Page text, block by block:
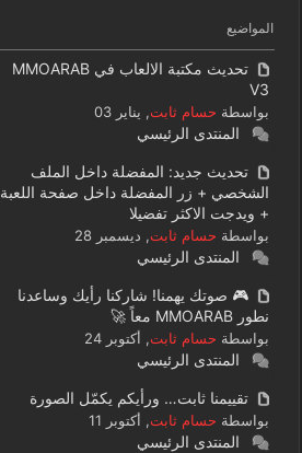
المواضيع
تحديث مكتبة الالعاب في MMOARAB
V3
بواسطة حسام ثابت, يناير 03
المنتدى الرئيسي
تحديث جديد: المفضلة داخل الملف
الشخصي + زر المفضلة داخل صفحة اللعبة
+ ويدجت الاكثر تفضيلا
بواسطة حسام ثابت, ديسمبر 28
المنتدى الرئيسي
🎮 صوتك يهمنا! شاركنا رأيك وساعدنا
نطور MMOARAB معاً 🚀
بواسطة حسام ثابت, أكتوبر 24
المنتدى الرئيسي
تقييمنا ثابت… ورأيكم يكمّل الصورة
بواسطة حسام ثابت, أكتوبر 11
المنتدى الرئيسي